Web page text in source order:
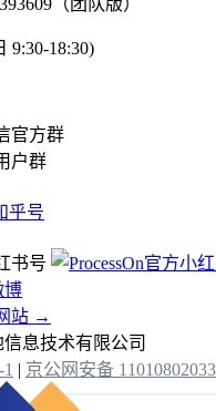
9:30-18:30)
户群
站 →
息技术有限公司
| 京公网安备